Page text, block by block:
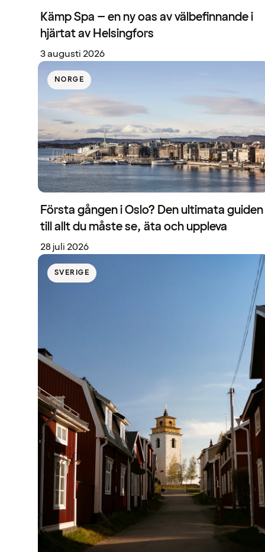
Kämp Spa – en ny oas av välbefinnande i
hjärtat av Helsingfors
3 augusti 2026
NORGE
Första gången i Oslo? Den ultimata guiden
till allt du måste se, äta och uppleva
28 juli 2026
SVERIGE